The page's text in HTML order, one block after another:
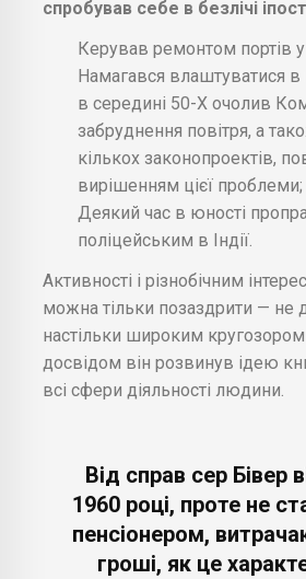
спробував себе в безлічі
Керував ремонтом портів у
Намагався влаштуватися в
в середині 50-Х очолив
забруднення повітря, а
кількох законопроектів,
вирішенням цієї проблеми;
Деякий час в юності
поліцейським в Індії.
Активності і різнобічним
можна тільки позаздрити — не
настільки широким
досвідом він розвинув ідею
всі сфери діяльності людини.
Від справ сер Бівер
1960 році, проте не
пенсіонером,
гроші, як це